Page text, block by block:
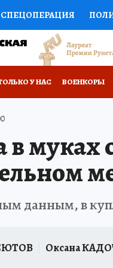
СПЕЦОПЕРАЦИЯ
НАУКА СПОРТ
ТЕСТЫ
У НАС ВОЕНКОРЫ
ГЭС
муках
данным, в
Оксана